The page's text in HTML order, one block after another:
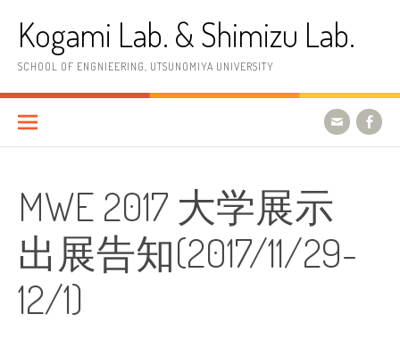
へ
ッ
Kogami Lab. & Shimizu Lab.
SCHOOL OF ENGNIEERING, UTSUNOMIYA UNIVERSITY
MWE 2017 大学展示
出展告知(2017/11/29-
12/1)